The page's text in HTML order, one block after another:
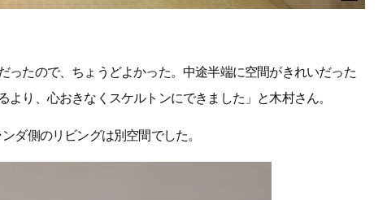
ったので、ちょうどよかった。中途半端に空間がきれいだった
より、心おきなくスケルトンにできました」と木村さん。
ダ側のリビングは別空間でした。